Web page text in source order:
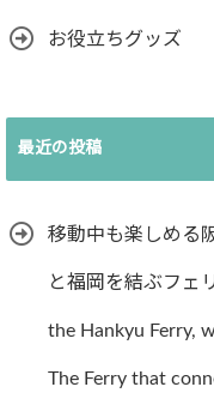
お役立ちグッズ
最近の投稿
移動中も楽しめる
と福岡を結ぶフェ
the Hankyu Ferry,
The Ferry that